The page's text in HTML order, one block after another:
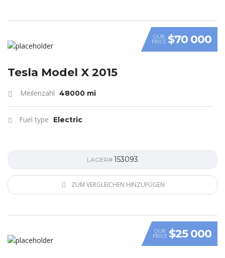
OUR
PRICE $70 000
Tesla Model X 2015
Meilenzahl 48000 mi
Fuel type Electric
LAGER# 153093
ZUM VERGLEICHEN HINZUFÜGEN
VIDEO
OUR
PRICE $25 000